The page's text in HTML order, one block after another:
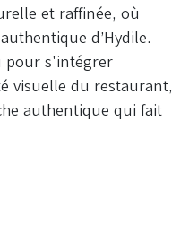
et raffinée, où
d’Hydile.
pour s'intégrer
visuelle du restaurant,
authentique qui fait